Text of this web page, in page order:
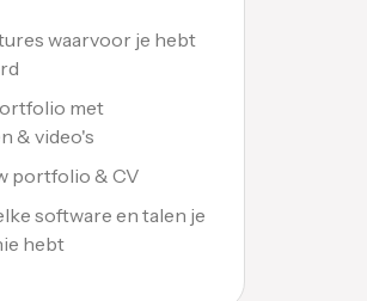
waarvoor je hebt
met
& video's
portfolio & CV
software en talen je
hebt